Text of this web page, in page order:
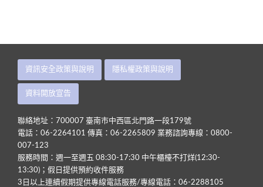
資訊安全政策與說明 隱私權政策與說明
資料開放宣告
聯絡地址：700007 臺南市中西區北門路一段179號
電話：06-2264101 傳真：06-2265809 業務諮詢專線：0800-
007-123
服務時間：週一至週五 08:30-17:30 中午櫃檯不打烊(12:30-
13:30)；假日提供預約收件服務
3日以上連續假期提供專線電話服務/專線電話：06-2288105